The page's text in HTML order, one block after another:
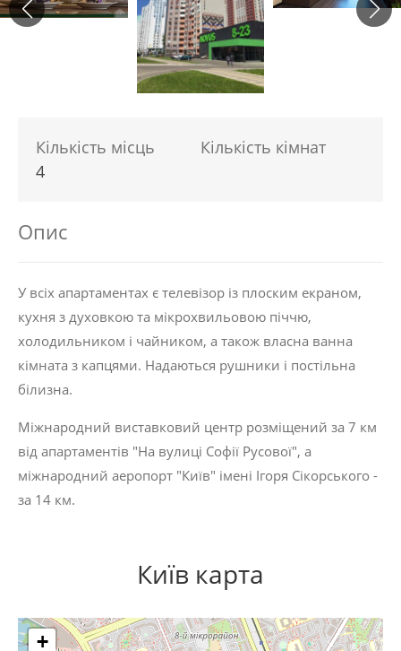
Кількість місць
4
Кількість кімнат
Опис
У всіх апартаментах є телевізор із плоским екраном,
кухня з духовкою та мікрохвильовою піччю,
холодильником і чайником, а також власна ванна
кімната з капцями. Надаються рушники і постільна
білизна.
Міжнародний виставковий центр розміщений за 7 км
від апартаментів "На вулиці Софії Русової", а
міжнародний аеропорт "Київ" імені Ігоря Сікорського -
за 14 км.
Київ карта
+